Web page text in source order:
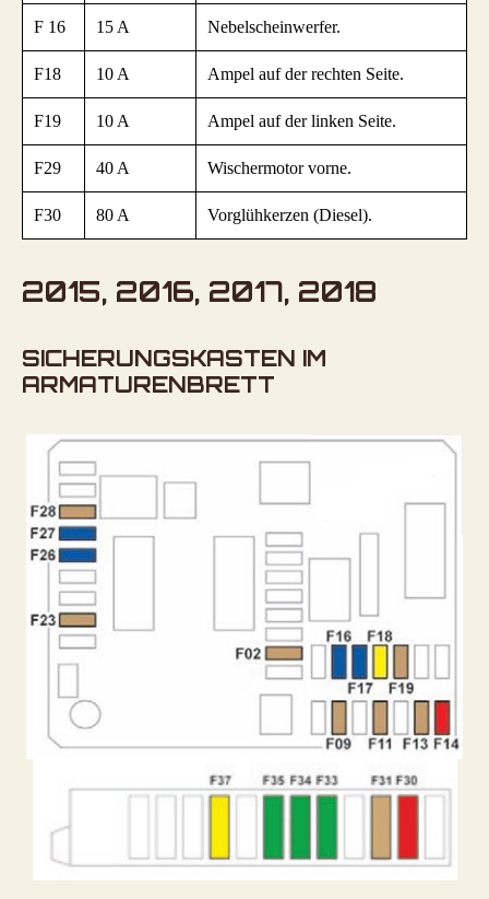
F 16 15 A Nebelscheinwerfer.
F18 10 A Ampel auf der rechten Seite.
F19 10 A Ampel auf der linken Seite.
F29 40 A Wischermotor vorne.
F30 80 A Vorglühkerzen (Diesel).
2015, 2016, 2017, 2018
SICHERUNGSKASTEN IM
ARMATURENBRETT